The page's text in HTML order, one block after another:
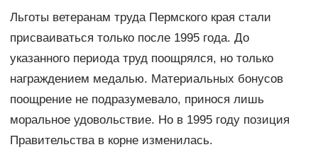
Льготы ветеранам труда Пермского края стали
присваиваться только после 1995 года. До
указанного периода труд поощрялся, но только
награждением медалью. Материальных бонусов
поощрение не подразумевало, принося лишь
моральное удовольствие. Но в 1995 году позиция
Правительства в корне изменилась.